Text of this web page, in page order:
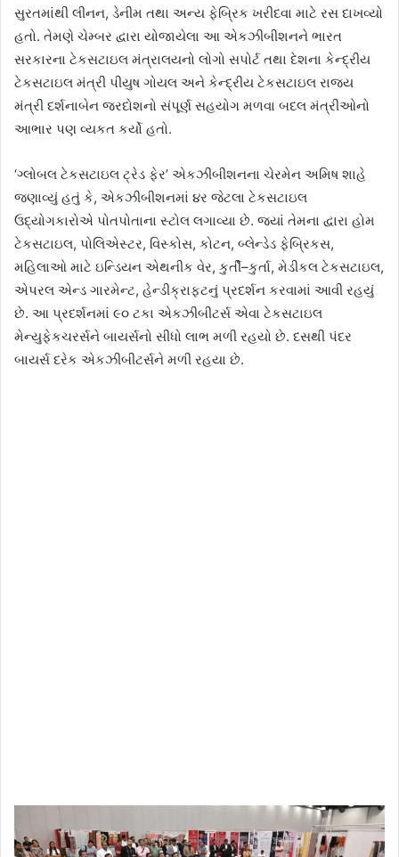
સુરતમાંથી લીનન, ડેનીમ તથા અન્ય ફેબ્રિક ખરીદવા માટે રસ દાખવ્યો
હતો. તેમણે ચેમ્બર દ્વારા યોજાયેલા આ એકઝીબીશનને ભારત
સરકારના ટેકસટાઇલ મંત્રાલયનો લોગો સપોર્ટ તથા દેશના કેન્દ્રીય
ટેકસટાઇલ મંત્રી પીયુષ ગોયલ અને કેન્દ્રીય ટેકસટાઇલ રાજ્ય
મંત્રી દર્શનાબેન જરદોશનો સંપૂર્ણ સહયોગ મળવા બદલ મંત્રીઓનો
આભાર પણ વ્યકત કર્યો હતો.
‘ગ્લોબલ ટેકસટાઇલ ટ્રેડ ફેર’ એકઝીબીશનના ચેરમેન અમિષ શાહે
જણાવ્યું હતું કે, એકઝીબીશનમાં ૪ર જેટલા ટેકસટાઇલ
ઉદ્યોગકારોએ પોતપોતાના સ્ટોલ લગાવ્યા છે. જ્યાં તેમના દ્વારા હોમ
ટેકસટાઇલ, પોલિએસ્ટર, વિસ્કોસ, કોટન, બ્લેન્ડેડ ફેબ્રિકસ,
મહિલાઓ માટે ઇન્ડિયન એથનીક વેર, કુર્તી–કુર્તા, મેડીકલ ટેકસટાઇલ,
એપરલ એન્ડ ગારમેન્ટ, હેન્ડીક્રાફટનું પ્રદર્શન કરવામાં આવી રહયું
છે. આ પ્રદર્શનમાં ૯૦ ટકા એકઝીબીટર્સ એવા ટેકસટાઇલ
મેન્યુફેકચરર્સને બાયર્સનો સીધો લાભ મળી રહયો છે. દસથી પંદર
બાયર્સ દરેક એકઝીબીટર્સને મળી રહયા છે.